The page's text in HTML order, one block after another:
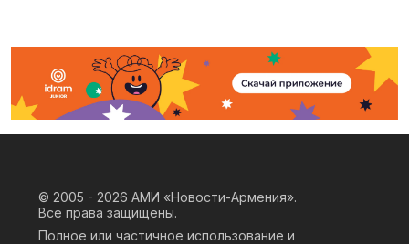
© 2005 - 2026 АМИ «Новости-Армения».
Все права защищены.
Полное или частичное использование и